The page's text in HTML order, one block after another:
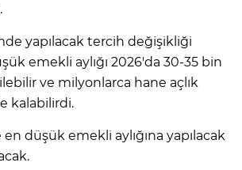
yapılacak tercih değişikliği
emekli aylığı 2026'da 30-35 bin
ve milyonlarca hane açlık
kalabilirdi.
düşük emekli aylığına yapılacak